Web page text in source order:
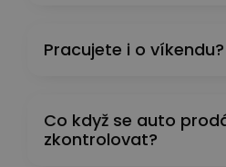
Pracujete i o víkendu?
Co když se auto
zkontrolovat?